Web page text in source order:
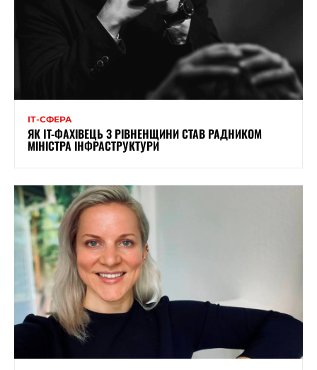
ІТ-СФЕРА
ЯК IT-ФАХІВЕЦЬ З РІВНЕНЩИНИ СТАВ РАДНИКОМ
МІНІСТРА ІНФРАСТРУКТУРИ